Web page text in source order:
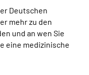
Deutschen
mehr zu den
und an wen Sie
eine medizinische